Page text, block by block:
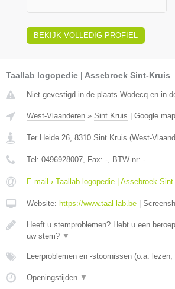
BEKIJK VOLLEDIG PROFIEL
Taallab logopedie | Assebroek Sint-Kruis
Niet gevestigd in de plaats Wodecq en in
West-Vlaanderen » Sint Kruis | Google
Ter Heide 26 8310 Sint Kruis (West-
Tel: 0496928007 , Fax: - , BTW-nr: -
E-mail › Taallab logopedie | Assebroek
Website: https://www.taal-lab.be |
Heeft u stemproblemen? Hebt u een
uw stem? ▼
Leerproblemen en -stoornissen (o.a. lezen,
Openingstijden ▼